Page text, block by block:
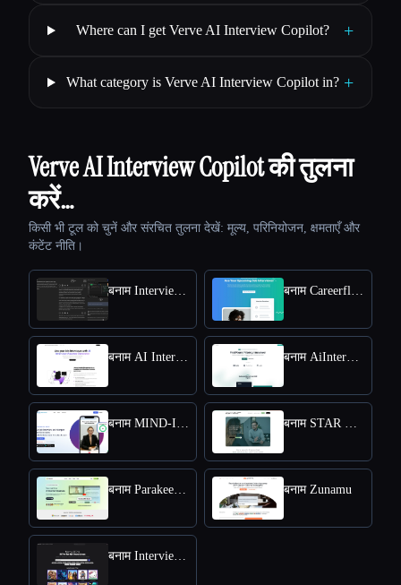
Where can I get Verve AI Interview Copilot? +
What category is Verve AI Interview Copilot in? +
Verve AI Interview Copilot की तुलना
करें…
किसी भी टूल को चुनें और संरचित तुलना देखें: मूल्य, परिनियोजन, क्षमताएँ और
कंटेंट नीति।
बनाम Interviews Chat बनाम Careerflow AI Mock Interview
बनाम AI Interview Answers Generator बनाम AiInterview
बनाम MIND-Interview AI बनाम STAR Method Coach
बनाम Parakeet AI बनाम Zunamu
बनाम Interview Answer Generator